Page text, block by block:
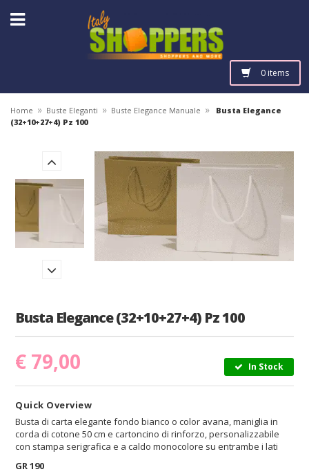
0 items
Home » Buste Eleganti » Buste Elegance Manuale »
Busta Elegance
(32+10+27+4) Pz 100
Busta Elegance (32+10+27+4) Pz 100
€ 79,00 In Stock
Quick Overview
Busta di carta elegante fondo bianco o color avana, maniglia in
corda di cotone 50 cm e cartoncino di rinforzo, personalizzabile
con stampa serigrafica e a caldo monocolore su entrambe i lati
GR 190